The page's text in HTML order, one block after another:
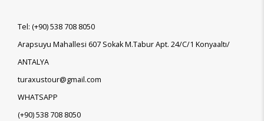
Tel: (+90)538 708 8050
Arapsuyu Mahallesi 607 Sokak M.Tabur Apt. 24/C/1 Konyaaltı/
ANTALYA
turaxustour@gmail.com
WHATSAPP
(+90)538 708 8050